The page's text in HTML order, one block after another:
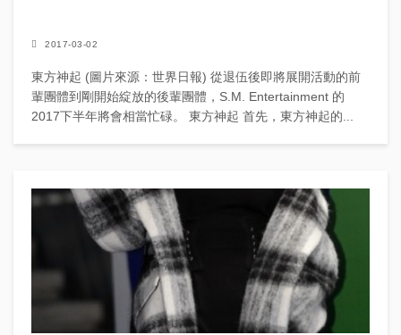
2017-03-02
東方神起 (圖片來源：世界日報) 從退伍後即將展開活動的前
輩團體到剛開始綻放的後輩團體，S.M. Entertainment 的
2017下半年將會相當忙碌。 東方神起 首先，東方神起的...